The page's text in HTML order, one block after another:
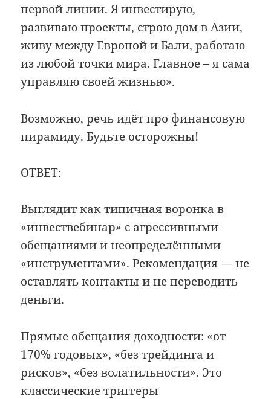
первой линии. Я инвестирую,
развиваю проекты, строю дом в Азии,
живу между Европой и Бали, работаю
из любой точки мира. Главное – я сама
управляю своей жизнью».
Возможно, речь идёт про финансовую
пирамиду. Будьте осторожны!
ОТВЕТ:
Выглядит как типичная воронка в
«инвествебинар» с агрессивными
обещаниями и неопределёнными
«инструментами». Рекомендация — не
оставлять контакты и не переводить
деньги.
Прямые обещания доходности: «от
170% годовых», «без трейдинга и
рисков», «без волатильности». Это
классические триггеры